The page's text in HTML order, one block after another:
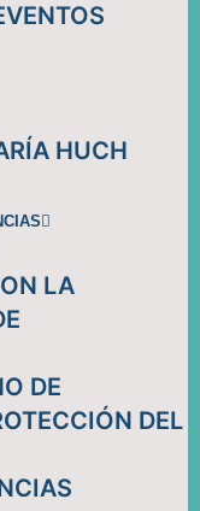
HUCH
LA
DE
DEL